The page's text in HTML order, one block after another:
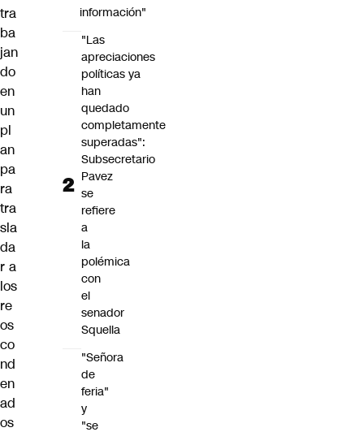
tra
ba
jan
do
en
un
pl
an
pa
ra
tra
sla
da
r a
los
re
os
co
nd
en
ad
os
información"
"Las
apreciaciones
políticas ya
han
quedado
completamente
superadas":
Subsecretario
Pavez
se
refiere
a
la
polémica
con
el
senador
Squella
"Señora
de
feria"
y
"se